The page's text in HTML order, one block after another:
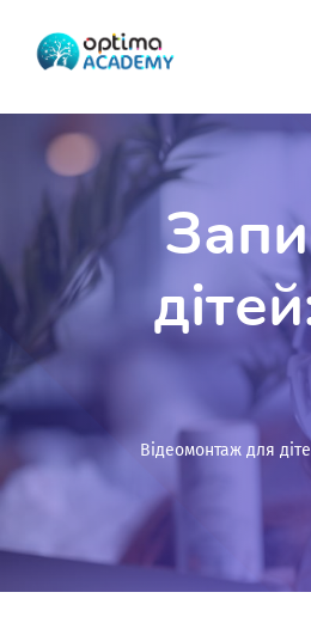
Відеомонтаж для